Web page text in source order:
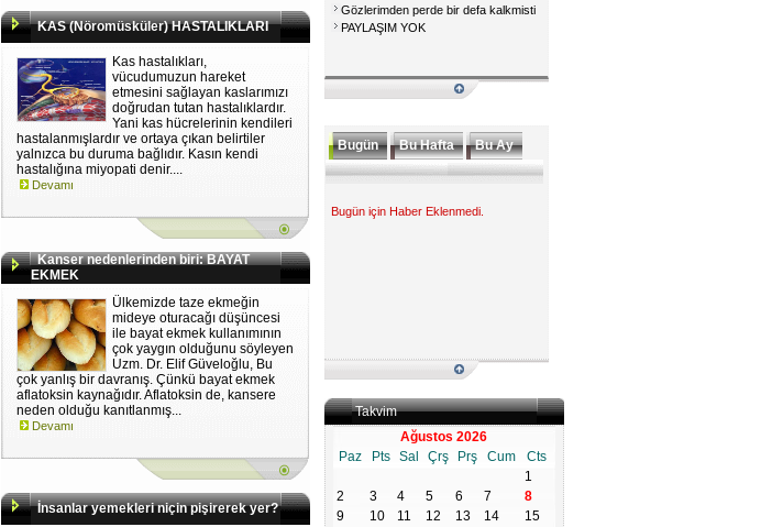
KAS (Nöromüsküler) HASTALIKLARI
Kas hastalıkları,
vücudumuzun hareket
etmesini sağlayan kaslarımızı
doğrudan tutan hastalıklardır.
Yani kas hücrelerinin kendileri
hastalanmışlardır ve ortaya çıkan belirtiler
yalnızca bu duruma bağlıdır. Kasın kendi
hastalığına miyopati denir....
Devamı
Kanser nedenlerinden biri: BAYAT
EKMEK
Ülkemizde taze ekmeğin
mideye oturacağı düşüncesi
ile bayat ekmek kullanımının
çok yaygın olduğunu söyleyen
Uzm. Dr. Elif Güveloğlu, Bu
çok yanlış bir davranış. Çünkü bayat ekmek
aflatoksin kaynağıdır. Aflatoksin de, kansere
neden olduğu kanıtlanmış...
Devamı
İnsanlar yemekleri niçin pişirerek yer?
Gözlerimden perde bir defa kalkmisti
PAYLAŞIM YOK
Bugün Bu Hafta Bu Ay
Bugün için Haber Eklenmedi.
Takvim
Ağustos 2026
Paz
Pts Sal Çrş Prş Cum
Cts
1
2
3 4 5 6 7
8
9
10 11 12 13 14
15